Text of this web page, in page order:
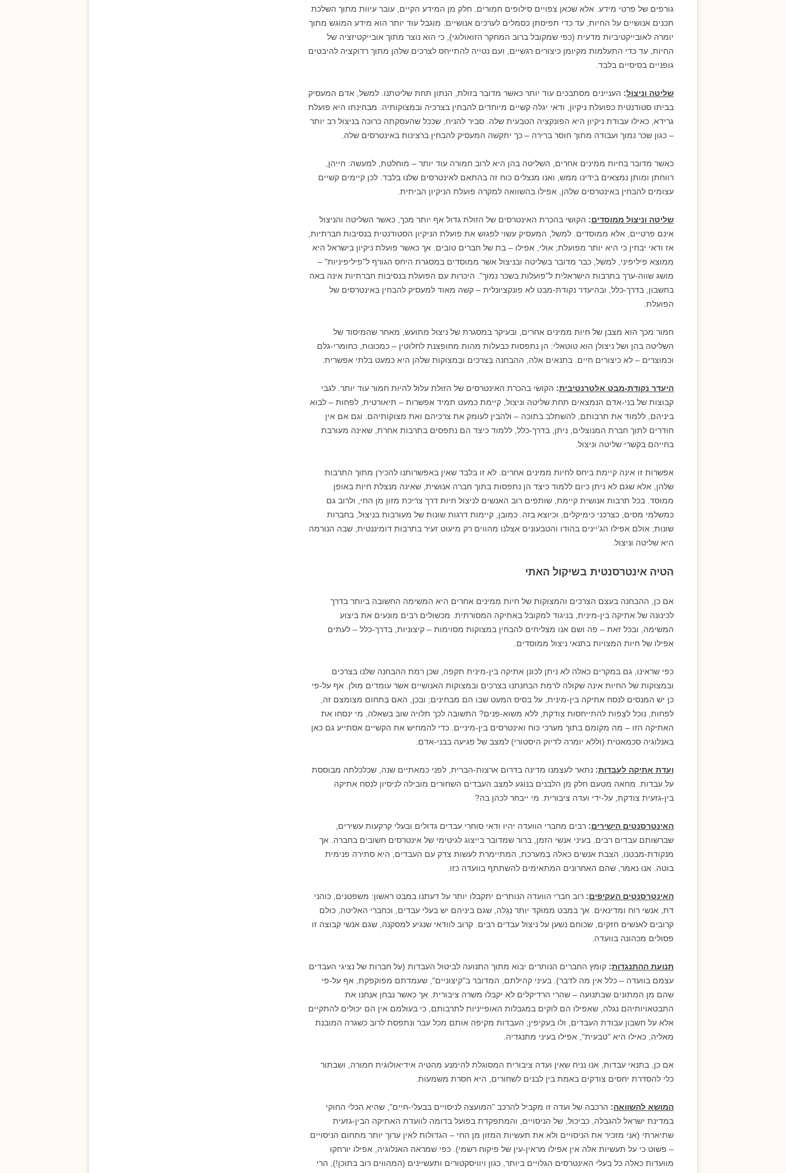
גורפים של פרטי מידע. אלא שכאן צפויים סילופים חמורים. חלק מן המידע הקיים, עובר עיוות מתוך השלכת
תכנים אנושיים על החיות, עד כדי תפיסתן כסמלים לערכים אנושיים. מוגבל עוד יותר הוא מידע המוגש מתוך
יומרה לאובייקטיביות מדעית (כפי שמקובל ברוב המחקר הזואולוגי), כי הוא נוצר מתוך אובייקטיזציה של
החיות, עד כדי התעלמות מקיומן כיצורים רגשיים, ועם נטייה להתייחס לצרכים שלהן מתוך רדוקציה להיבטים
גופניים בסיסיים בלבד.
שליטה וניצול: העניינים מסתבכים עוד יותר כאשר מדובר בזולת, הנתון תחת שליטתנו. למשל, אדם המעסיק
בביתו סטודנטית כפועלת ניקיון, ודאי יגלה קשיים מיוחדים להבחין בצרכיה ובמצוקותיה. מבחינתו היא פועלת
גרידא, כאילו עבודת ניקיון היא הפונקציה הטבעית שלה. סביר להניח, שככל שהעסקתה כרוכה בניצול רב יותר
– כגון שכר נמוך ועבודה מתוך חוסר ברירה – כך יתקשה המעסיק להבחין ברצינות באינטרסים שלה.
כאשר מדובר בחיות ממינים אחרים, השליטה בהן היא לרוב חמורה עוד יותר – מוחלטת, למעשה: חייהן,
רווחתן ומותן נמצאים בידינו ממש, ואנו מנצלים כוח זה בהתאם לאינטרסים שלנו בלבד. לכן קיימים קשיים
עצומים להבחין באינטרסים שלהן, אפילו בהשוואה למקרה פועלת הניקיון הביתית.
שליטה וניצול ממוסדים: הקושי בהכרת האינטרסים של הזולת גדול אף יותר מכך, כאשר השליטה והניצול
אינם פרטיים, אלא ממוסדים. למשל, המעסיק עשוי לפגוש את פועלת הניקיון הסטודנטית בנסיבות חברתיות,
אז ודאי יבחין כי היא יותר מפועלת; אולי, אפילו – בת של חברים טובים. אך כאשר פועלת ניקיון בישראל היא
ממוצא פיליפיני, למשל, כבר מדובר בשליטה ובניצול אשר ממוסדים במסגרת היחס הגורף ל"פיליפיניות" –
מושג שווה-ערך בתרבות הישראלית ל"פועלות בשכר נמוך". היכרות עם הפועלת בנסיבות חברתיות אינה באה
בחשבון, בדרך-כלל, ובהיעדר נקודת-מבט לא פונקציונלית – קשה מאוד למעסיק להבחין בַּאינטרסים של
הפועלת.
חמור מכך הוא מצבן של חיות ממינים אחרים, ובעיקר במסגרת של ניצול מתועש, מאחר שהמיסוד של
השליטה בהן ושל ניצולן הוא טוטאלי: הן נתפסות כבעלות מהות מחופצנת לחלוטין – כמכונות, כחומרי-גלם
וכמוצרים – לא כיצורים חיים. בתנאים אלה, ההבחנה בַּצרכים ובַמצוקות שלהן היא כמעט בלתי אפשרית.
היעדר נקודת-מבט אלטרנטיבית: הקושי בהכרת האינטרסים של הזולת עלול להיות חמור עוד יותר. לגבי
קבוצות של בני-אדם הנמצאים תחת שליטה וניצול, קיימת כמעט תמיד אפשרות – תיאורטית, לפחות – לבוא
ביניהם, ללמוד את תרבותם, להשתלב בתוכה – ולהבין לעומק את צרכיהם ואת מצוקותיהם. וגם אם אין
חודרים לתוך חברת המנוצלים, ניתן, בדרך-כלל, ללמוד כיצד הם נתפסים בתרבות אחרת, שאינה מעורבת
בחייהם בקשרי שליטה וניצול.
אפשרות זו אינה קיימת ביחס לחיות ממינים אחרים. לא זו בלבד שאין באפשרותנו להכירן מתוך התרבות
שלהן, אלא שגם לא ניתן כיום ללמוד כיצד הן נתפסות בתוך חברה אנושית, שאינה מנצלת חיות באופן
ממוסד. בכל תרבות אנושית קיימת, שותפים רוב האנשים לניצול חיות דרך צריכת מזון מן החי, ולרוב גם
כמשלמי מסים, כצרכני כימיקלים, וכיוצא בזה. כמובן, קיימות דרגות שונות של מעורבות בניצול, בחברות
שונות; אולם אפילו הג'יינים בהודו והטבעונים אצלנו מהווים רק מיעוט זעיר בתרבות דומיננטית, שבה הנורמה
היא שליטה וניצול.
הטיה אינטרסנטית בשיקול האתי
אם כן, ההבחנה בעצם הצרכים והמצוקות של חיות ממינים אחרים היא המשימה החשובה ביותר בדרך
לכינונה של אתיקה בין-מינית, בניגוד למקובל באתיקה המסורתית. מכשולים רבים מונעים את ביצוע
המשימה, ובכל זאת – פה ושם אנו מצליחים להבחין במצוקות מסוימות – קיצוניות, בדרך-כלל – לעתים
אפילו של חיות המצויות בתנאי ניצול ממוסדים.
כפי שראינו, גם במקרים כאלה לא ניתן לכונן אתיקה בין-מינית תקפה, שכן רמת ההבחנה שלנו בצרכים
ובמצוקות של החיות אינה שקולה לרמת הבחנתנו בצרכים ובמצוקות האנושיים אשר עומדים מולן. אף על-פי
כן יש המנסים לנסח אתיקה בין-מינית, על בסיס המעט שבו הם מבחינים; ובכן, האם בְּתחום מצומצם זה,
לפחות, נוכל לצַפות להתייחסות צודקת, ללא משוא-פנים? התשובה לכך תלויה שוב בשאלה, מי ינסחו את
האתיקה הזו – מה מקומם בתוך מערכי כוח ואינטרסים בין-מיניים. כדי להמחיש את הקשיים אסתייע גם כאן
באנלוגיה סכמאטית (וללא יומרה לדיוק היסטורי) למצב של פגיעה בבני-אדם.
ועדת אתיקה לעבדות: נתאר לעצמנו מדינה בדרום ארצות-הברית, לפני כמאתיים שנה, שכלכלתה מבוססת
על עבדות. מחאה מטעם חלק מן הלבנים בנוגע למצב העבדים השחורים מובילה לניסיון לנסח אתיקה
בין-גזעית צודקת, על-ידי ועדה ציבורית. מי ייבחר לכהן בה?
האינטרסנטים הישירים: רבים מחברי הוועדה יהיו ודאי סוחרי עבדים גדולים ובעלי קרקעות עשירים,
שברשותם עבדים רבים. בעיני אנשי הזמן, ברור שמדובר בייצוג לגיטימי של אינטרסים חשובים בחברה. אך
מנקודת-מבטנו, הצבת אנשים כאלה בְּמערכת, המתיימרת לעשות צדק עם העבדים, היא סתירה פנימית
בוטה. אנו נאמר, שהם האחרונים המתאימים להשתתף בוועדה כזו.
האינטרסנטים העקיפים: רוב חברי הוועדה הנותרים יתקבלו יותר על דעתנו במבט ראשון: משפטנים, כוהני
דת, אנשי רוח ומדינאים. אך במבט ממוקד יותר נְגָלה, שגם ביניהם יש בעלי עבדים, וכחברי האליטה, כולם
קרובים לאנשים חזקים, שכוחם נשען על ניצול עבדים רבים. קרוב לוודאי שנגיע למסקנה, שגם אנשי קבוצה זו
פסולים מכהונה בוועדה.
תנועת ההתנגדות: קומץ החברים הנותרים יבוא מתוך התנועה לביטול העבדות (על חברות של נציגי העבדים
עצמם בוועדה – כלל אין מה לדבר). בעיני קהילתם, המדובר ב"קיצוניים", שעמדתם מפוקפקת, אף על-פי
שהם מן המתונים שבתנועה – שהרי הרדיקלים לא יקבלו משרה ציבורית. אך כאשר נבחן אנחנו את
התבטאויותיהם נגלה, שאפילו הם לוקים במגבלות האופייניות לתרבותם, כי בעולמם אין הם יכולים להתקיים
אלא על חשבון עבודת העבדים, ולו בעקיפין; העבדות מקיפה אותם מכל עבר ונתפסת לרוב כשגרה המובנת
מאליה, כאילו היא "טבעית", אפילו בעיני מתנגדיה.
אם כן, בתנאי עבדות, אנו נניח שאין ועדה ציבורית המסוגלת להימנע מהטיה אידיאולוגית חמורה, ושבתור
כלי להסדרת יחסים צודקים באמת בין לבנים לשחורים, היא חסרת משמעות.
המושא להשוואה: הרכבה של ועדה זו מקביל להרכב "המועצה לניסויים בבעלי-חיים", שהיא הכלי החוקי
במדינת ישראל להגבלה, כביכול, של הניסויים, והמתפקדת בפועל בדומה לוועדת האתיקה הבין-גזעית
שתיארתי (אני מזכיר את הניסויים ולא את תעשיות המזון מן החי – הגדולות לאין ערוך יותר מתחום הניסויים
– פשוט כי על תעשיות אלה אין אפילו מראין-עין של פיקוח רשמי). כפי שמראה האנלוגיה, אפילו יורחקו
מוועדות כאלה כל בעלי האינטרסים הגלויים ביותר, כגון ויוויסקטורים ותעשיינים (המהווים רוב בתוכן!), הרי